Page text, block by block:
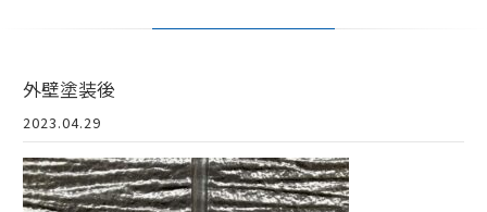
外壁塗装後
2023.04.29